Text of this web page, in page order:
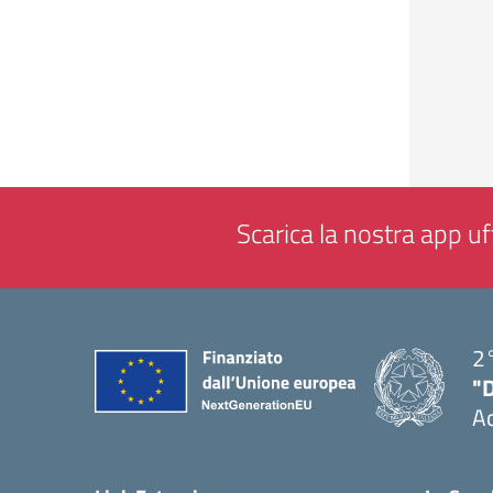
Scarica la nostra app